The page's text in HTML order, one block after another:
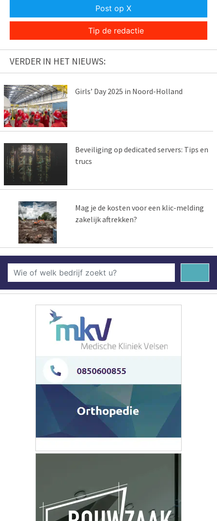
Post op X
Tip de redactie
VERDER IN HET NIEUWS:
Girls’ Day 2025 in Noord-Holland
Beveiliging op dedicated servers: Tips en
trucs
Mag je de kosten voor een klic-melding
zakelijk aftrekken?